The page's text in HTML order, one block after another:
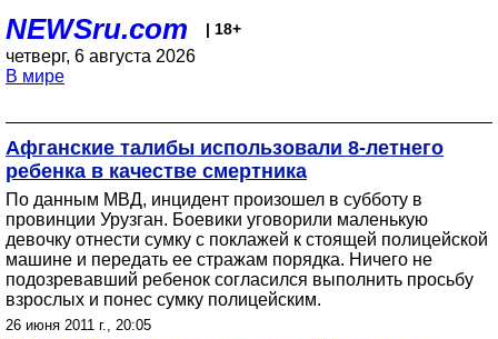
NEWSru.com | 18+
четверг, 6 августа 2026
В мире
Афганские талибы использовали 8-летнего
ребенка в качестве смертника
По данным МВД, инцидент произошел в субботу в
провинции Урузган. Боевики уговорили маленькую
девочку отнести сумку с поклажей к стоящей полицейской
машине и передать ее стражам порядка. Ничего не
подозревавший ребенок согласился выполнить просьбу
взрослых и понес сумку полицейским.
26 июня 2011 г., 20:05